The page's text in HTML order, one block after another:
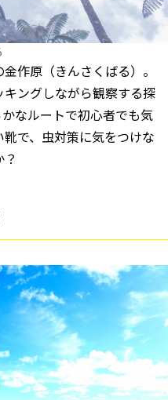
作原（きんさくばる）。
ングしながら観察する探
なルートで初心者でも気
で、虫対策に気をつけな